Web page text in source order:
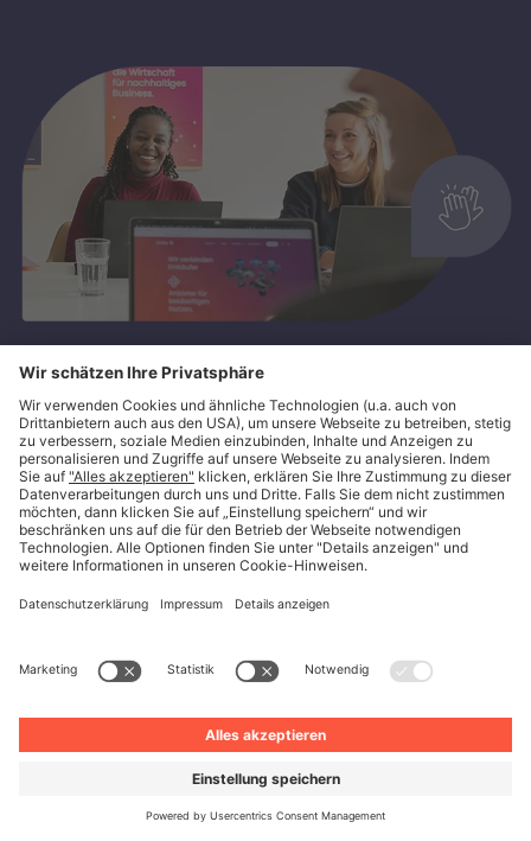
Deine Zukunft bei uns
Du findest großartig, was wir machen und
möchtest Teil von Unite werden? Wir sind immer
auf der Suche nach engagierten Menschen.
Schau dir jetzt unsere Stellenangebote an.
Nach Jobs suchen